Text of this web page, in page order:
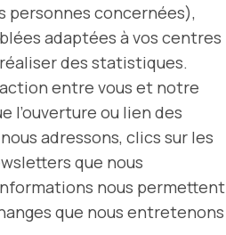
personnes concernées),
adaptées à vos centres
des statistiques.
entre vous et notre
l’ouverture ou lien des
adressons, clics sur les
que nous
nous permettent
que nous entretenons